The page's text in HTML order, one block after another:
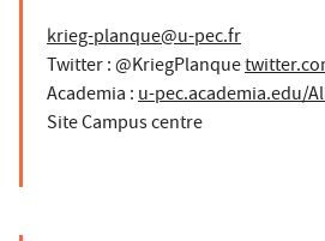
krieg-planque@u-pec.fr
Twitter : @KriegPlanque
Academia :u-pec.academia.edu/
Site Campus centre